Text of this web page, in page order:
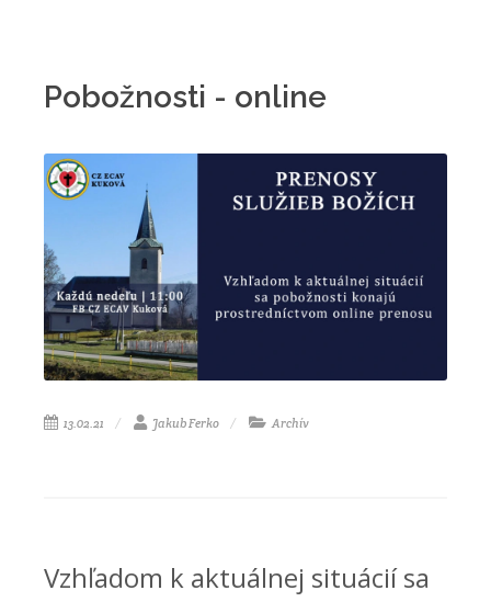
Pobožnosti - online
13.02.21 Jakub Ferko Archív
Vzhľadom k aktuálnej situácií sa